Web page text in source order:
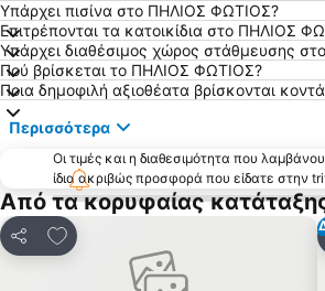
Υπάρχει πισίνα στο ΠΗΛΙΟΣ ΦΩΤΙΟΣ?
Επιτρέπονται τα κατοικίδια στο ΠΗΛΙΟΣ
Υπάρχει διαθέσιμος χώρος στάθμευσης
Πού βρίσκεται το ΠΗΛΙΟΣ ΦΩΤΙΟΣ?
Ποια δημοφιλή αξιοθέατα βρίσκονται
Περισσότερα
Οι τιμές και η διαθεσιμότητα που
ίδια ακριβώς προσφορά που είδατε στην
Από τα κορυφαίας
Κοινοποίηση
Προσθήκη στα αγαπημένα